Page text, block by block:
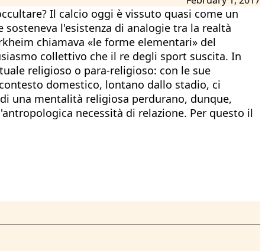
Il calcio oggi è vissuto quasi come un
l'esistenza di analogie tra la realtà
chiamava «le forme elementari» del
collettivo che il re degli sport suscita. In
religioso o para-religioso: con le sue
domestico, lontano dallo stadio, ci
una mentalità religiosa perdurano, dunque,
necessità di relazione. Per questo il